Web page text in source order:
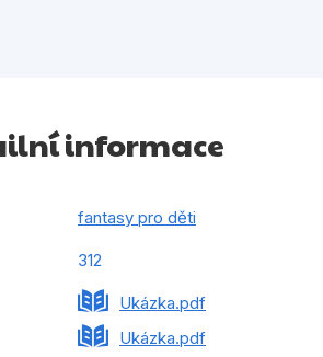
informace
fantasy pro děti
312
Ukázka.pdf
Ukázka.pdf